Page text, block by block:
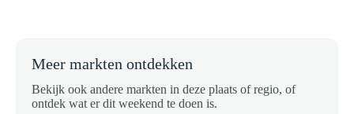
Meer markten ontdekken
Bekijk ook andere markten in deze plaats of regio, of
ontdek wat er dit weekend te doen is.